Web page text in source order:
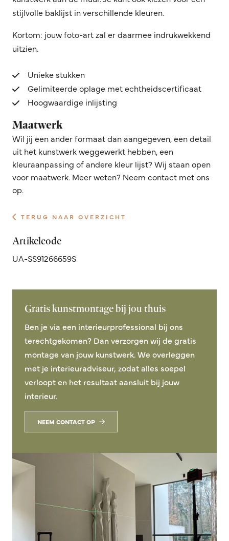
stijlvolle baklijst in verschillende kleuren.
Kortom: jouw foto-art zal er daarmee indrukwekkend
uitzien.
Unieke stukken
Gelimiteerde oplage met echtheidscertificaat
Hoogwaardige inlijsting
Maatwerk
Wil jij een ander formaat dan aangegeven, een detail
uit het kunstwerk weggewerkt hebben, een
kleuraanpassing of andere kleur lijst? Wij staan open
voor maatwerk. Meer weten? Neem contact met ons
op.
TERUG NAAR OVERZICHT
Artikelcode
UA-SS91266659S
Gratis kunstmontage bij jou thuis
Ben je via een interieurprofessional bij ons
terechtgekomen? Dan verzorgen wij de gratis
montage van jouw kunstwerk. We overleggen
met je interieuradviseur, zodat alles soepel
verloopt en het resultaat aansluit bij jouw
interieur.
NEEM CONTACT OP